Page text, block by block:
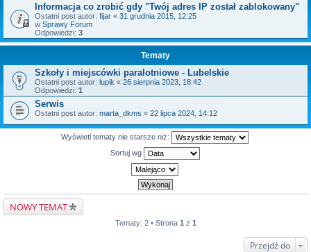
Informacja co zrobić gdy "Twój adres IP został zablokowany"
Ostatni post autor: fijar « 31 grudnia 2015, 12:25
w Sprawy Forum
Odpowiedzi: 3
Tematy
Szkoły i miejscówki paralotniowe - Lubelskie
Ostatni post autor: lupik « 26 sierpnia 2023, 18:42
Odpowiedzi: 1
Serwis
Ostatni post autor: marta_dkms « 22 lipca 2024, 14:12
Wyświetl tematy nie starsze niż:
Sortuj wg
NOWY TEMAT
Tematy: 2 • Strona 1 z 1
Przejdź do